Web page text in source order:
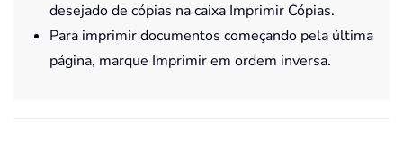
desejado de cópias na caixa Imprimir Cópias.
Para imprimir documentos começando pela última
página, marque Imprimir em ordem inversa.